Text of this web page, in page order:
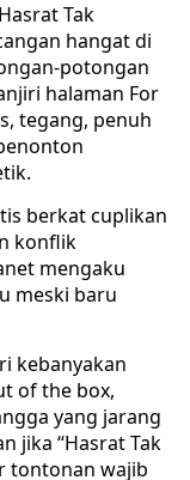
Tak
hangat di
potongan
halaman For
tegang, penuh
berkat cuplikan
konflik
mengaku
meski baru
kebanyakan
of the box,
yang jarang
jika “Hasrat Tak
tontonan wajib